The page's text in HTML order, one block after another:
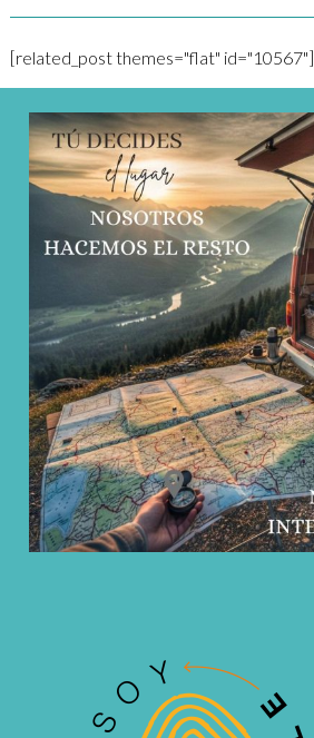
[related_post themes="flat" id="10567"]